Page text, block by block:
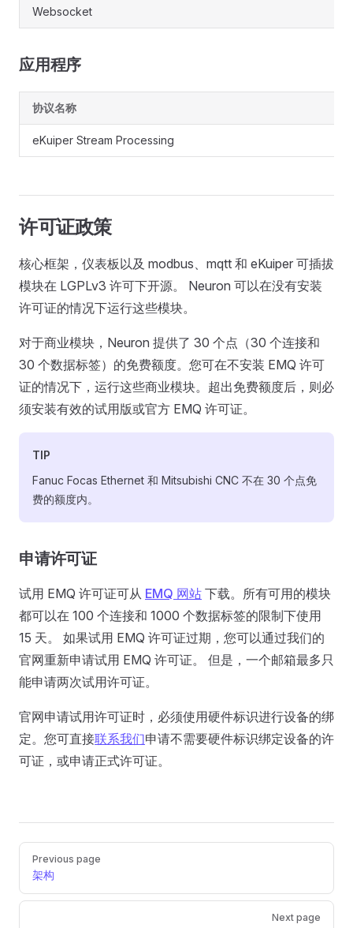
Websocket
应用程序
协议名称
eKuiper Stream Processing
许可证政策
核心框架，仪表板以及 modbus、mqtt 和 eKuiper 可插拔
模块在 LGPLv3 许可下开源。 Neuron 可以在没有安装
许可证的情况下运行这些模块。
对于商业模块，Neuron 提供了 30 个点（30 个连接和
30 个数据标签）的免费额度。您可在不安装 EMQ 许可
证的情况下，运行这些商业模块。超出免费额度后，则必
须安装有效的试用版或官方 EMQ 许可证。
TIP
Fanuc Focas Ethernet 和 Mitsubishi CNC 不在 30 个点免
费的额度内。
申请许可证
试用 EMQ 许可证可从 EMQ 网站 下载。所有可用的模块
都可以在 100 个连接和 1000 个数据标签的限制下使用
15 天。 如果试用 EMQ 许可证过期，您可以通过我们的
官网重新申请试用 EMQ 许可证。 但是，一个邮箱最多只
能申请两次试用许可证。
官网申请试用许可证时，必须使用硬件标识进行设备的绑
定。您可直接联系我们申请不需要硬件标识绑定设备的许
可证，或申请正式许可证。
Pager
Previous page
架构
Next page